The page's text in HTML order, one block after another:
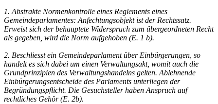
1. Abstrakte Normenkontrolle eines Reglements eines
Gemeindeparlamentes: Anfechtungsobjekt ist der Rechtssatz.
Erweist sich der behauptete Widerspruch zum übergeordneten Recht
als gegeben, wird die Norm aufgehoben (E. 1 b).
2. Beschliesst ein Gemeindeparlament über Einbürgerungen, so
handelt es sich dabei um einen Verwaltungsakt, womit auch die
Grundprinzipien des Verwaltungshandelns gelten. Ablehnende
Einbürgerungsentscheide des Parlaments unterliegen der
Begründungspflicht. Die Gesuchsteller haben Anspruch auf
rechtliches Gehör (E. 2b).